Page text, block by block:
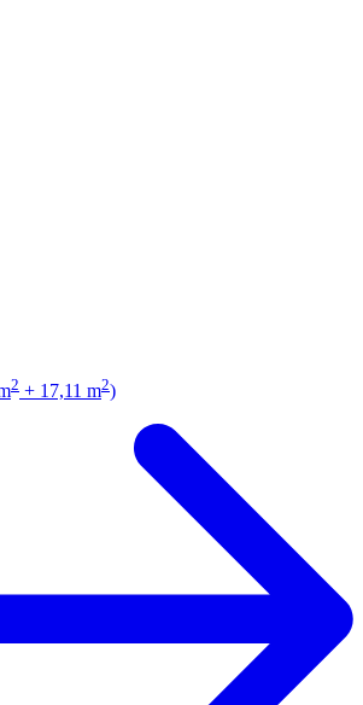
2 + 17,11 m2)